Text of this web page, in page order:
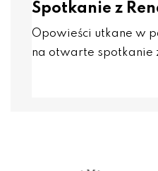
Spotkanie z
Opowieści utkane w
na otwarte spotkanie